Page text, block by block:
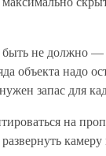
быть не должно
объекта надо
запас для
на